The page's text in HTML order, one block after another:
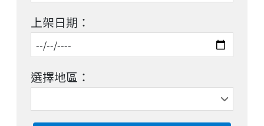
上架日期：
選擇地區：